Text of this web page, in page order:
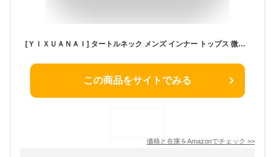
[ＹＩＸＵＡＮＡＩ] タートルネック メンズ インナー トップス 微起毛 裏起毛 タートル 長袖 カットソー 冬 暖かい 下着 防寒 あったか ハイネック Tシャツ 重ね着 (3XL, 黒)
この商品をサイトでみる
価格と在庫をAmazonでチェック >>